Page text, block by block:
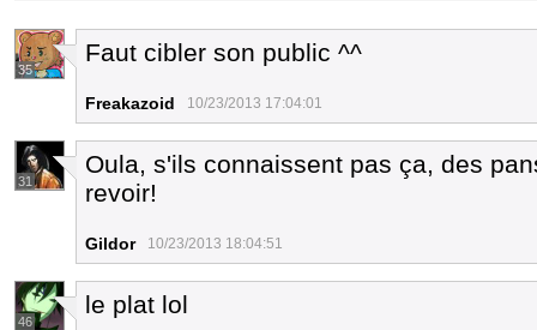
35
Faut cibler son public ^^
Freakazoid 10/23/2013 17:04:01
31
Oula, s'ils connaissent pas ça, des
revoir!
Gildor 10/23/2013 18:04:51
46
le plat lol